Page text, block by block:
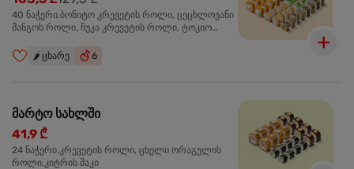
40 ნაჭერი.ბონიტო კრევეტის როლი, ცეცხლოვანი
მანგოს როლი, ჩუკა კრევეტის როლი, ტოკიო
🌶️ ცხარე 6
მარტო სახლში
41,9 ₾
24 ნაჭერი.კრევეტის როლი, ცხელი ორაგულის
როლი,კიტრის მაკი